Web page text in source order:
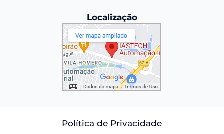
Localização
Política de Privacidade